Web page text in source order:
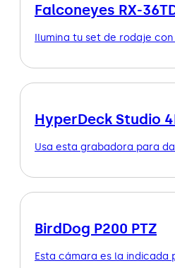
Falconeyes RX-
Ilumina tu set de rodaje
HyperDeck Studio
Usa esta grabadora para
BirdDog P200 PTZ
Esta cámara es la indicada